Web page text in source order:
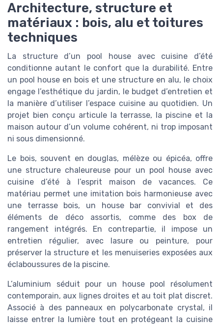
Architecture, structure et
matériaux : bois, alu et toitures
techniques
La structure d’un pool house avec cuisine d’été
conditionne autant le confort que la durabilité. Entre
un pool house en bois et une structure en alu, le choix
engage l’esthétique du jardin, le budget d’entretien et
la manière d’utiliser l’espace cuisine au quotidien. Un
projet bien conçu articule la terrasse, la piscine et la
maison autour d’un volume cohérent, ni trop imposant
ni sous dimensionné.
Le bois, souvent en douglas, mélèze ou épicéa, offre
une structure chaleureuse pour un pool house avec
cuisine d’été à l’esprit maison de vacances. Ce
matériau permet une imitation bois harmonieuse avec
une terrasse bois, un house bar convivial et des
éléments de déco assortis, comme des box de
rangement intégrés. En contrepartie, il impose un
entretien régulier, avec lasure ou peinture, pour
préserver la structure et les menuiseries exposées aux
éclaboussures de la piscine.
L’aluminium séduit pour un house pool résolument
contemporain, aux lignes droites et au toit plat discret.
Associé à des panneaux en polycarbonate crystal, il
laisse entrer la lumière tout en protégeant la cuisine